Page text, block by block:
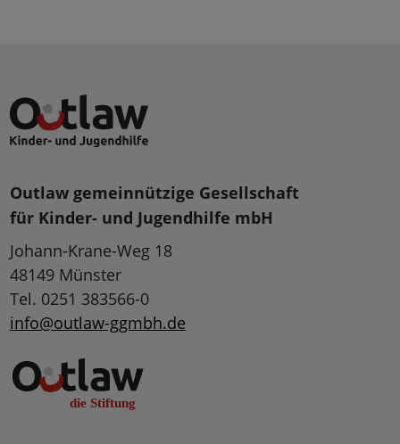
Outlaw gemeinnützige Gesellschaft
für Kinder- und Jugendhilfe mbH
Johann-Krane-Weg 18
48149 Münster
Tel. 0251 383566-0
info@outlaw-ggmbh.de